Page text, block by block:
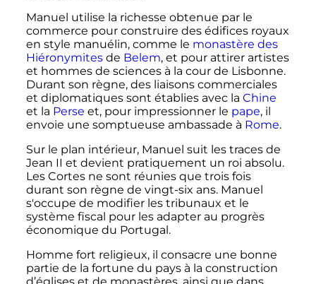
Manuel utilise la richesse obtenue par le
commerce pour construire des édifices royaux
en style manuélin, comme le monastère des
Hiéronymitesde Belem, et pour attirer artistes
et hommes de sciences à la cour de Lisbonne.
Durant son règne, des liaisons commerciales
et diplomatiques sont établies avec la Chine
et la Perse et, pour impressionner le pape, il
envoie une somptueuse ambassade à Rome.
Sur le plan intérieur, Manuel suit les traces de
Jean II et devient pratiquement un roi absolu.
Les Cortes ne sont réunies que trois fois
durant son règne de vingt-six ans. Manuel
s'occupe de modifier les tribunaux et le
système fiscal pour les adapter au progrès
économique du Portugal.
Homme fort religieux, il consacre une bonne
partie de la fortune du pays à la construction
d’églises et de monastères, ainsi que dans